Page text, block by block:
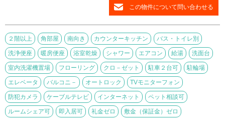
この物件について問い合わせる
２階以上 角部屋 南向き カウンターキッチン バス・トイレ別
洗浄便座 暖房便座 浴室乾燥 シャワー エアコン 給湯 洗面台
室内洗濯機置場 フローリング クロ－ゼット 駐車２台可 駐輪場
エレベータ バルコニ－ オートロック TVモニターフォン
防犯カメラ ケーブルテレビ インターネット ペット相談可
ルームシェア可 即入居可 礼金ゼロ 敷金（保証金）ゼロ